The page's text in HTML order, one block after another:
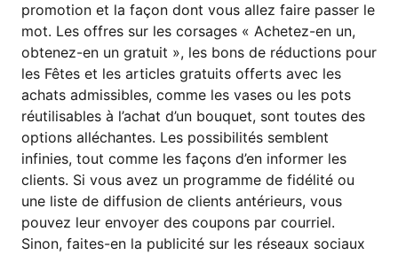
promotion et la façon dont vous allez faire passer le
mot. Les offres sur les corsages « Achetez-en un,
obtenez-en un gratuit », les bons de réductions pour
les Fêtes et les articles gratuits offerts avec les
achats admissibles, comme les vases ou les pots
réutilisables à l’achat d’un bouquet, sont toutes des
options alléchantes. Les possibilités semblent
infinies, tout comme les façons d’en informer les
clients. Si vous avez un programme de fidélité ou
une liste de diffusion de clients antérieurs, vous
pouvez leur envoyer des coupons par courriel.
Sinon, faites-en la publicité sur les réseaux sociaux